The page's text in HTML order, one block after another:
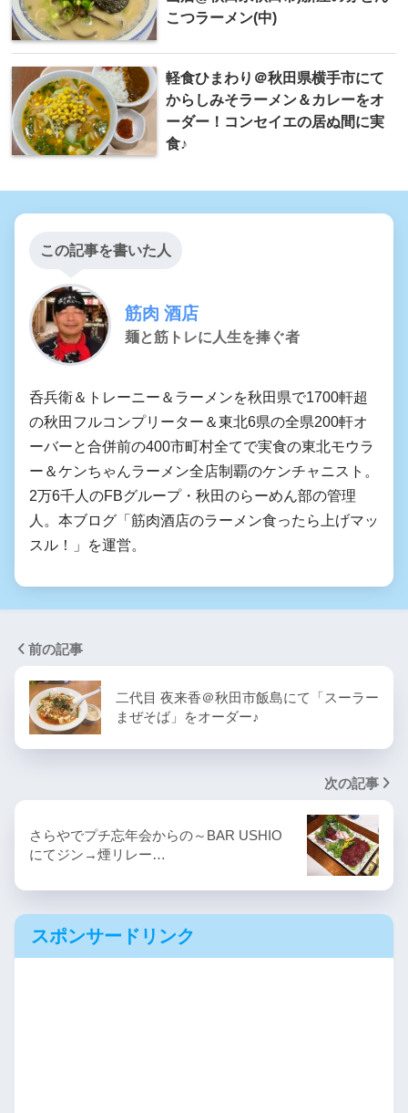
こつラーメン(中)
軽食ひまわり＠秋田県横手市にて
からしみそラーメン＆カレーをオ
ーダー！コンセイエの居ぬ間に実
食♪
この記事を書いた人
筋肉 酒店
麺と筋トレに人生を捧ぐ者
呑兵衛＆トレーニー＆ラーメンを秋田県で1700軒超
の秋田フルコンプリーター＆東北6県の全県200軒オ
ーバーと合併前の400市町村全てで実食の東北モウラ
ー＆ケンちゃんラーメン全店制覇のケンチャニスト。
2万6千人のFBグループ・秋田のらーめん部の管理
人。本ブログ「筋肉酒店のラーメン食ったら上げマッ
スル！」を運営。
前の記事
二代目 夜来香＠秋田市飯島にて「スーラー
まぜそば」をオーダー♪
次の記事
さらやでプチ忘年会からの～BAR USHIO
にてジン→煙リレー…
スポンサードリンク